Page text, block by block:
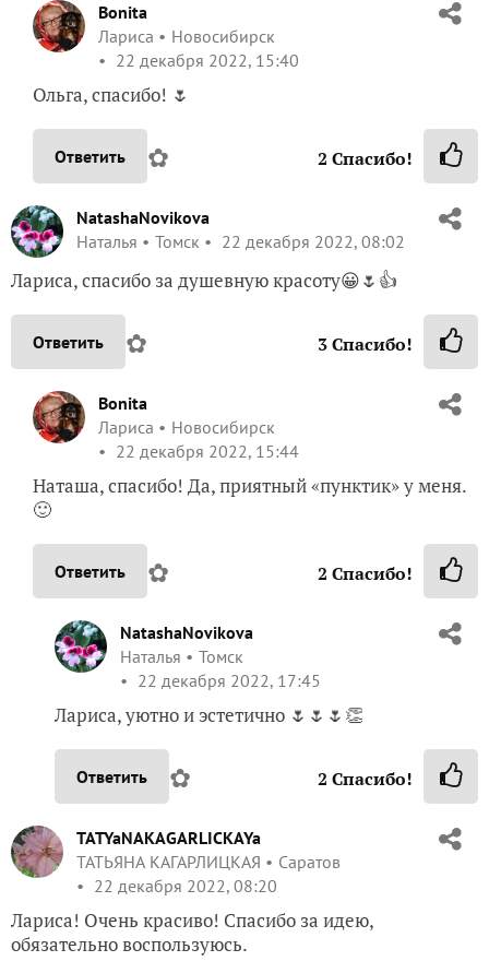
Bonita
Лариса
Новосибирск
22 декабря 2022, 15:40
Ольга, спасибо! 🌷
Ответить ✿ 2 Спасибо!
NatashaNovikova
Наталья
Томск 22 декабря 2022, 08:02
Лариса, спасибо за душевную красоту😀🌷👍
Ответить ✿ 3Спасибо!
Bonita
Лариса
Новосибирск
22 декабря 2022, 15:44
Наташа, спасибо! Да, приятный «пунктик» у меня.
🙂
Ответить ✿ 2 Спасибо!
NatashaNovikova
Наталья
Томск
22 декабря 2022, 17:45
Лариса, уютно и эстетично 🌷🌷🌷👏
Ответить ✿ 2 Спасибо!
TATYaNAKAGARLICKAYa
ТАТЬЯНА КАГАРЛИЦКАЯ
Саратов
22 декабря 2022, 08:20
Лариса! Очень красиво! Спасибо за идею,
обязательно воспользуюсь.